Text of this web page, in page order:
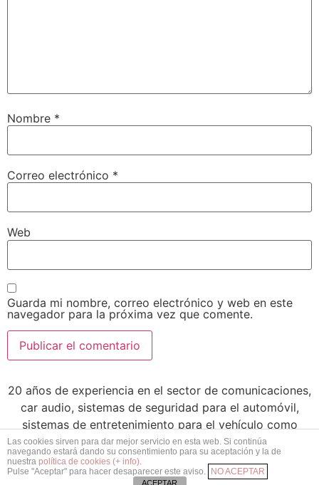
Nombre *
Correo electrónico *
Web
Guarda mi nombre, correo electrónico y web en este
navegador para la próxima vez que comente.
20 años de experiencia en el sector de comunicaciones,
car audio, sistemas de seguridad para el automóvil,
sistemas de entretenimiento para el vehículo como
también mayoristas de las mejores marcas. Centro
instalador con taller propio
Todos los derechos reservados
Las cookies sirven para dar mejor servicio en esta web. Si continúa
navegando estará dando su consentimiento para su aceptación y la de
nuestra política de cookies (+ info).
Pulse "Aceptar" para hacer desaparecer este aviso.
NO ACEPTAR
ACEPTAR